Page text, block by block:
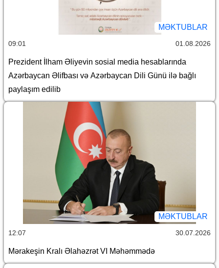
MƏKTUBLAR
09:01 01.08.2026
Prezident İlham Əliyevin sosial media hesablarında
Azərbaycan Əlifbası və Azərbaycan Dili Günü ilə bağlı
paylaşım edilib
MƏKTUBLAR
12:07 30.07.2026
Mərakeşin Kralı Əlahəzrət VI Məhəmmədə